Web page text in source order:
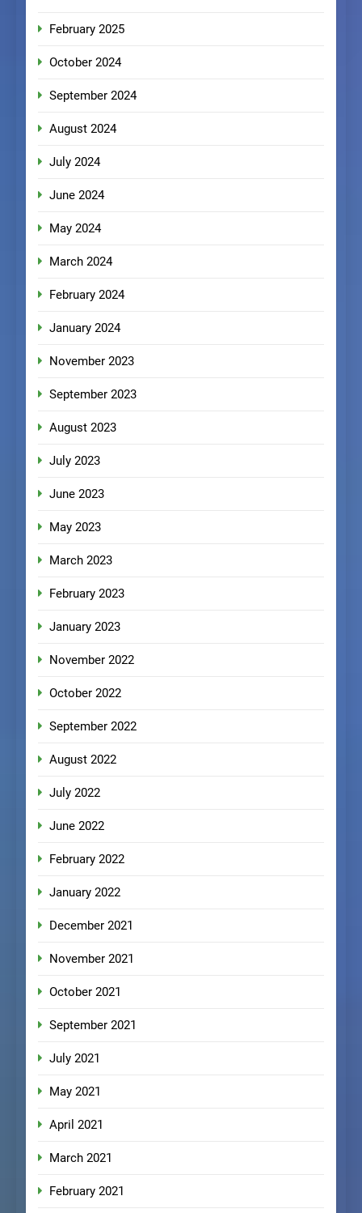
February 2025
October 2024
September 2024
August 2024
July 2024
June 2024
May 2024
March 2024
February 2024
January 2024
November 2023
September 2023
August 2023
July 2023
June 2023
May 2023
March 2023
February 2023
January 2023
November 2022
October 2022
September 2022
August 2022
July 2022
June 2022
February 2022
January 2022
December 2021
November 2021
October 2021
September 2021
July 2021
May 2021
April 2021
March 2021
February 2021